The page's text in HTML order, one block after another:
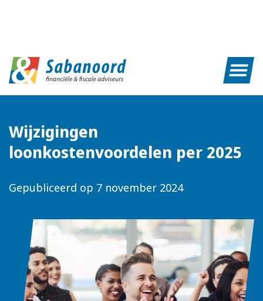
Wijzigingen
loonkostenvoordelen per 2025
Gepubliceerd op 7 november 2024